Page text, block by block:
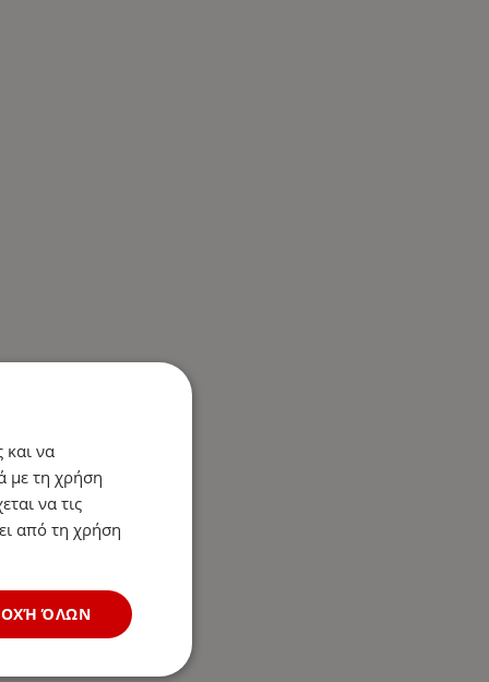
και να
με τη χρήση
να τις
από τη χρήση
ΌΛΩΝ